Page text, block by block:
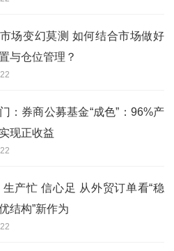
场变幻莫测 如何结合市场做好
与仓位管理？
：券商公募基金“成色”：96%产
现正收益
产忙 信心足 从外贸订单看“稳
结构”新作为